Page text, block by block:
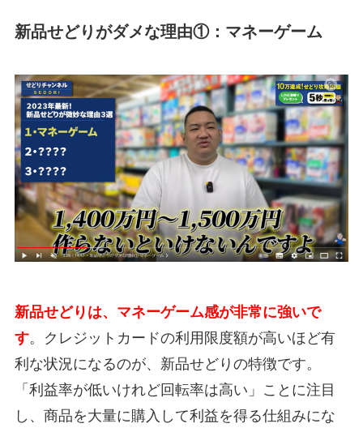
新品せどりがダメな理由①：マネーゲーム
新品せどりは、マネーゲーム感が非常に強いで
す。クレジットカードの利用限度額が高いほど有
利な状況になるのが、新品せどりの特徴です。
「利益率が低いけれど回転率は高い」ことに注目
し、商品を大量に購入して利益を得る仕組みにな